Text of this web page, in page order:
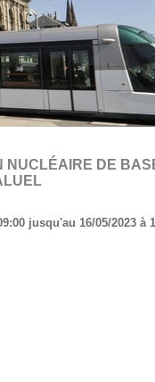
NUCLÉAIRE DE
jusqu'au 16/05/2023 à